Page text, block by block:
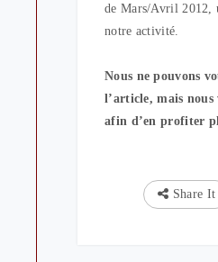
de Mars/Avril 2012,
notre activité.
Nous ne pouvons
l’article, mais nous
afin d’en profiter
Share It